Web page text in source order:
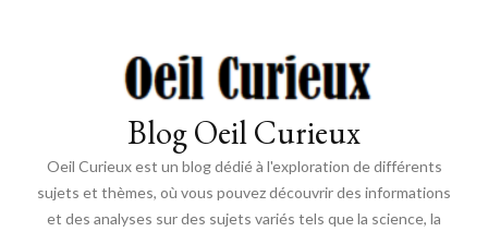
Blog Oeil Curieux
Oeil Curieux est un blog dédié à l'exploration de différents
sujets et thèmes, où vous pouvez découvrir des informations
et des analyses sur des sujets variés tels que la science, la